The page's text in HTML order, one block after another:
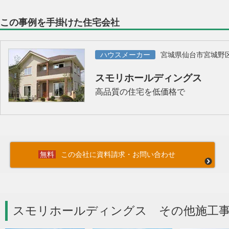
この事例を手掛けた住宅会社
ハウスメーカー 宮城県仙台市宮城野
スモリホールディングス
高品質の住宅を低価格で
この会社に資料請求・お問い合わせ
スモリホールディングス その他施工